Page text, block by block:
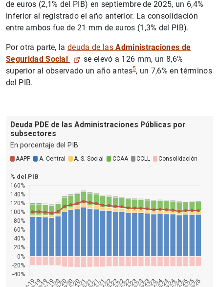
de euros (2,1% del PIB) en septiembre de 2025, un 6,4%
inferior al registrado el año anterior. La consolidación
entre ambos fue de 21 mm de euros (1,3% del PIB).
Por otra parte, ladeuda de lasAdministraciones de
Seguridad Social
se elevó a 126 mm, un 8,6%
superior al observado un año antes5, un 7,6% en términos
del PIB.